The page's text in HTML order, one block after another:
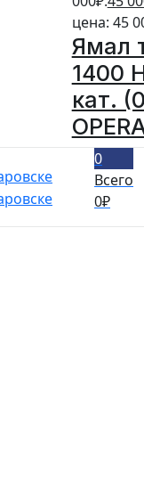
цена: 45
Ямал
1400
кат.
0
Всего
0₽